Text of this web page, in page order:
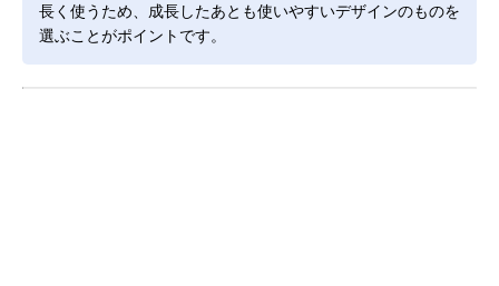
長く使うため、成長したあとも使いやすいデザインのものを
選ぶことがポイントです。